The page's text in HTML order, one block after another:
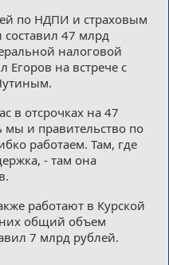
по НДПИ и страховым
составил 47 млрд
налоговой
на встрече с
в отсрочках на 47
мы и правительство по
работаем. Там, где
- там она
работают в Курской
них общий объем
7 млрд рублей.